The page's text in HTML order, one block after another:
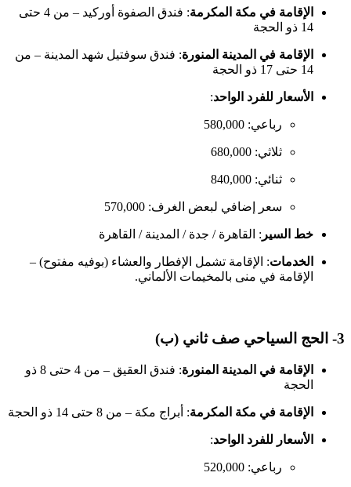
الإقامة في مكة المكرمة
: فندق الصفوة أوركيد – من 4 حتى
14 ذو الحجة
الإقامة في المدينة المنورة: فندق سوفتيل شهد المدينة – من
14 حتى 17 ذو الحجة
الأسعار للفرد الواحد:
رباعي: 580,000
ثلاثي: 680,000
ثنائي: 840,000
سعر إضافي لبعض الغرف: 570,000
خط السير : القاهرة / جدة / المدينة / القاهرة
الخدمات: الإقامة تشمل الإفطار والعشاء (بوفيه مفتوح) –
الإقامة في منى بالمخيمات الألماني.
3- الحج السياحي صف ثاني (ب)
الإقامة في المدينة المنورة
: فندق العقيق – من 4 حتى 8 ذو
الحجة
الإقامة في مكة المكرمة: أبراج مكة – من 8 حتى 14 ذو الحجة
الأسعار للفرد الواحد:
رباعي: 520,000